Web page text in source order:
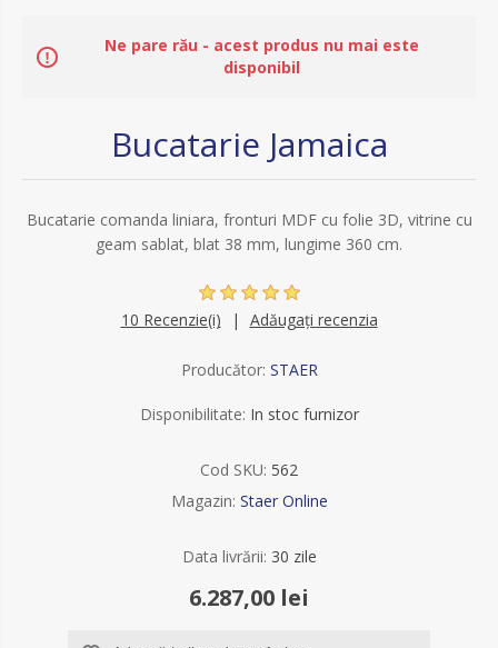
Ne pare rău - acest produs nu mai este
disponibil
Bucatarie Jamaica
Bucatarie comanda liniara, fronturi MDF cu folie 3D, vitrine cu
geam sablat, blat 38 mm, lungime 360 cm.
10 Recenzie(i) Adăugați recenzia
Producător: STAER
Disponibilitate: In stoc furnizor
Cod SKU: 562
Magazin: Staer Online
Data livrării: 30 zile
6.287,00 lei